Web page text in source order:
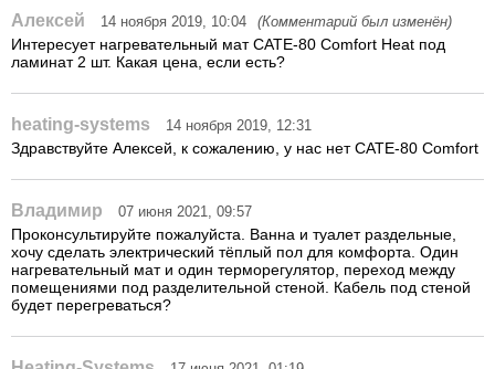
Алексей 14 ноября 2019, 10:04 (Комментарий был изменён)
Интересует нагревательный мат CATE-80 Comfort Heat под
ламинат 2 шт. Какая цена, если есть?
heating-systems 14 ноября 2019, 12:31
Здравствуйте Алексей, к сожалению, у нас нет CATE-80 Comfort
Владимир 07 июня 2021, 09:57
Проконсультируйте пожалуйста. Ванна и туалет раздельные,
хочу сделать электрический тёплый пол для комфорта. Один
нагревательный мат и один терморегулятор, переход между
помещениями под разделительной стеной. Кабель под стеной
будет перегреваться?